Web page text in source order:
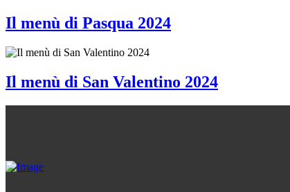
Il menù di Pasqua 2024
Il menù di San Valentino 2024